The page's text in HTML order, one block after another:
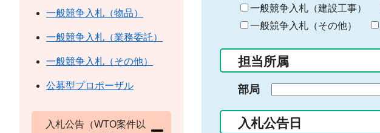
キ
ー
ー
入
力
一般競争入札（建設工事）
一般競争入札（その他）
担当所属
部局
入札公告日
一般競争入札（物品）
一般競争入札（業務委託）
一般競争入札（その他）
公募型プロポーザル
入札公告（WTO案件以